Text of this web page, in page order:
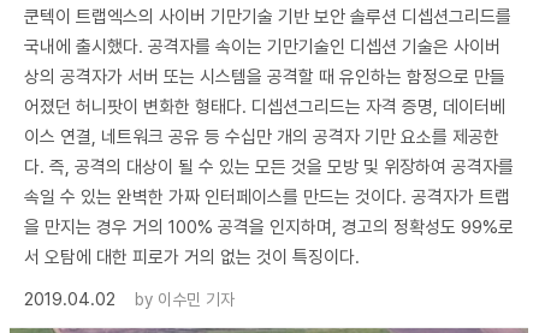
쿤텍이 트랩엑스의 사이버 기만기술 기반 보안 솔루션 디셉션그리드를
국내에 출시했다. 공격자를 속이는 기만기술인 디셉션 기술은 사이버
상의 공격자가 서버 또는 시스템을 공격할 때 유인하는 함정으로 만들
어졌던 허니팟이 변화한 형태다. 디셉션그리드는 자격 증명, 데이터베
이스 연결, 네트워크 공유 등 수십만 개의 공격자 기만 요소를 제공한
다. 즉, 공격의 대상이 될 수 있는 모든 것을 모방 및 위장하여 공격자를
속일 수 있는 완벽한 가짜 인터페이스를 만드는 것이다. 공격자가 트랩
을 만지는 경우 거의 100% 공격을 인지하며, 경고의 정확성도 99%로
서 오탐에 대한 피로가 거의 없는 것이 특징이다.
2019.04.02
by 이수민 기자